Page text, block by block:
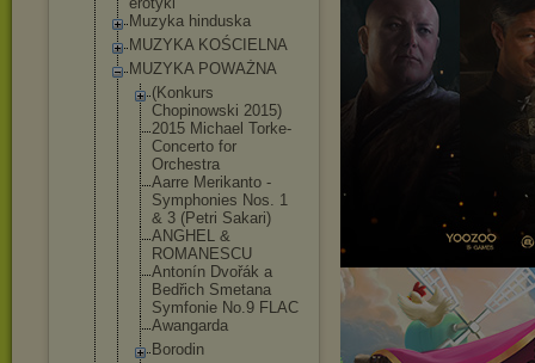
Muzyka hinduska
MUZYKA KOŚCIELNA
MUZYKA POWAŻNA
(Konkurs
Chopinowski 2015)
2015 Michael Torke-
Concerto for
Orchestra
Aarre Merikanto -
Symphonies Nos. 1
& 3 (Petri Sakari)
ANGHEL &
ROMANESCU
Antonín Dvořák a
Bedřich Smetana
Symfonie No.9 FLAC
Awangarda
Borodin